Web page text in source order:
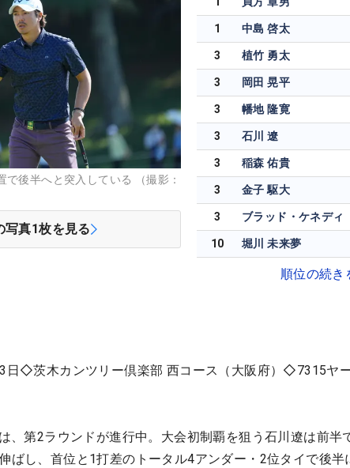
後半へと突入している （撮影：
写真1枚を見る
1 中島 啓太
3 植竹 勇太
3 岡田 晃平
3 幡地 隆寛
3 石川 遼
3 稲森 佑貴
3 金子 駆大
3 ブラッド・ケネディ
10 堀川 未来夢
順位の続き
◇茨木カンツリー倶楽部 西コース（大阪府）◇7315ヤ
、第2ラウンドが進行中。大会初制覇を狙う石川遼は前半
ばし、首位と1打差のトータル4アンダー・2位タイで後半